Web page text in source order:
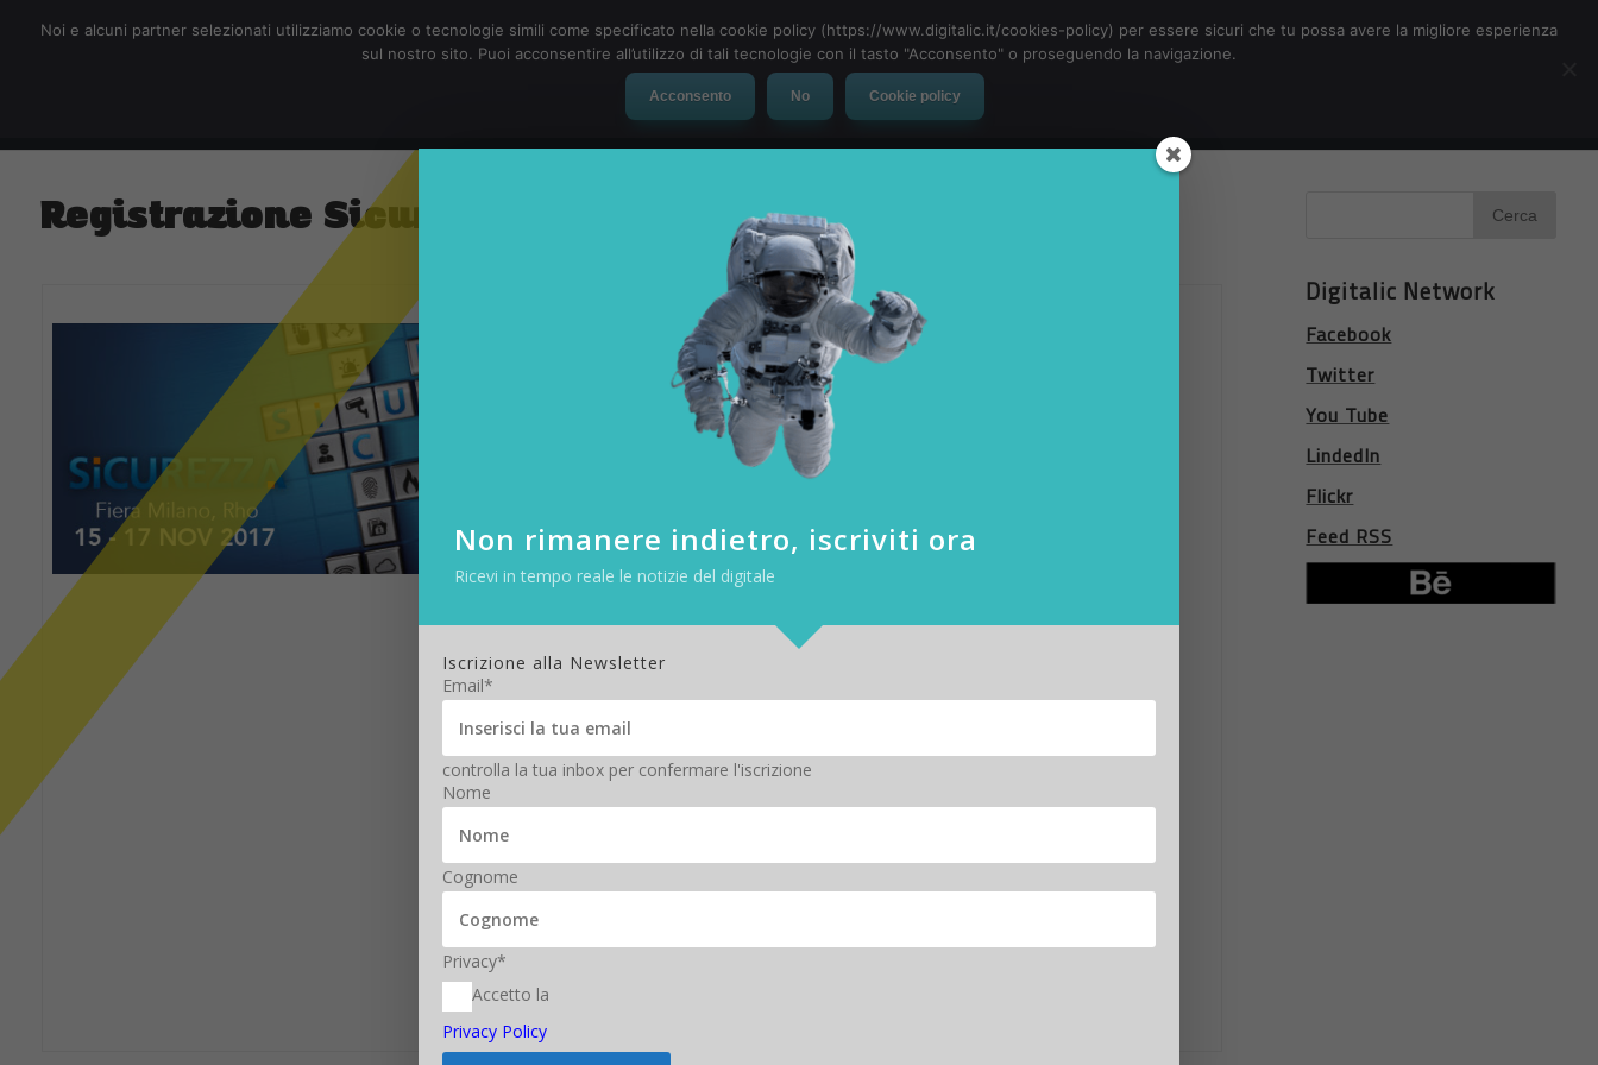
Social Network App Automotive Tech-News
Registrazione Sicurezza 2017
Digitalic Network
Facebook
Twitter
You Tube
LindedIn
Flickr
Feed RSS
Non rimanere indietro, iscriviti ora
Ricevi in tempo reale le notizie del digitale
Iscrizione alla Newsletter
Email*
controlla la tua inbox per confermare l'iscrizione
Nome
Cognome
Privacy*
Accetto la
Privacy Policy
Noi e alcuni partner selezionati utilizziamo cookie o tecnologie simili come specificato nella cookie policy (https://www.digitalic.it/cookies-policy) per essere sicuri che tu possa avere la migliore esperienza
sul nostro sito. Puoi acconsentire all’utilizzo di tali tecnologie con il tasto "Acconsento" o proseguendo la navigazione.
Acconsento No Cookie policy